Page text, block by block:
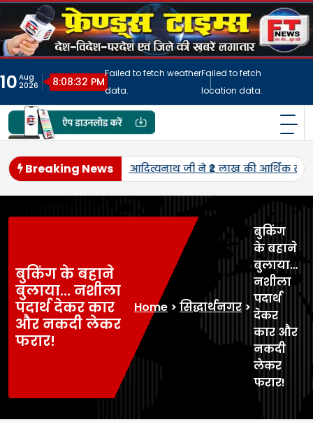
Skip
content
10 Aug
2026
8:08:35 PM
Failed to fetch weather
data.
Failed to fetch
location data.
फ्रेंड्स टाइम्स
Breaking News
कराई। तमिलनाडु में सड़क हादसे में महराजगंज के 32 वर्षीय
बुकिंग के बहाने
बुलाया… नशीला
पदार्थ देकर कार
और नकदी लेकर
फरार!
Home > सिद्धार्थनगर >
बुकिंग
के बहाने
बुलाया…
नशीला
पदार्थ
देकर
कार और
नकदी
लेकर
फरार!